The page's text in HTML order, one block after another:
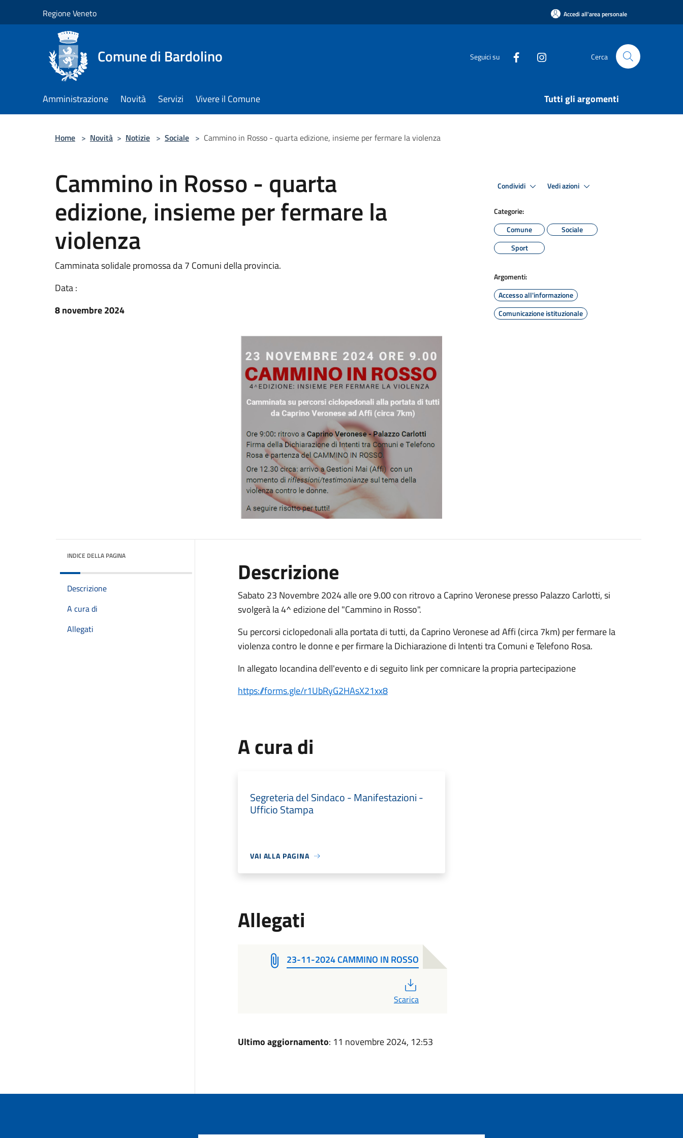
Regione Veneto Accedi all'area personale
Comune di Bardolino Seguici su Cerca
Amministrazione Novità Servizi Vivere il Comune Tutti gli argomenti
Home > Novità > Notizie > Sociale > Cammino in Rosso - quarta edizione, insieme per fermare la violenza
Cammino in Rosso - quarta
edizione, insieme per fermare la
violenza
Camminata solidale promossa da 7 Comuni della provincia.
Data :
8 novembre 2024
Condividi Vedi azioni
Categorie:
Comune
Sociale
Sport
Argomenti:
Accesso all'informazione
Comunicazione istituzionale
INDICE DELLA PAGINA
Descrizione
A cura di
Allegati
Descrizione
Sabato 23 Novembre 2024 alle ore 9.00 con ritrovo a Caprino Veronese presso Palazzo Carlotti, si
svolgerà la 4^ edizione del "Cammino in Rosso".
Su percorsi ciclopedonali alla portata di tutti, da Caprino Veronese ad Affi (circa 7km) per fermare la
violenza contro le donne e per firmare la Dichiarazione di Intenti tra Comuni e Telefono Rosa.
In allegato locandina dell'evento e di seguito link per comnicare la propria partecipazione
https://forms.gle/r1UbRyG2HAsX21xx8
A cura di
Segreteria del Sindaco - Manifestazioni -
Ufficio Stampa
VAI ALLA PAGINA
Allegati
23-11-2024 CAMMINO IN ROSSO
Scarica
Ultimo aggiornamento: 11 novembre 2024, 12:53